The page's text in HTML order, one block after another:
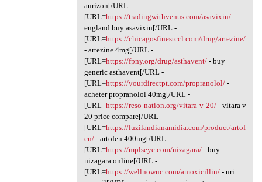
aurizon[/URL -
[URL=https://tradingwithvenus.com/asavixin/-
england buy asavixin[/URL -
[URL=https://chicagosfinestccl.com/drug/artezine/
- artezine 4mg[/URL -
[URL=https://fpny.org/drug/asthavent/- buy
generic asthavent[/URL -
[URL=https://yourdirectpt.com/propranolol/-
acheter propranolol 40mg[/URL -
[URL=https://reso-nation.org/vitara-v-20/- vitara v
20 price compare[/URL -
[URL=https://luzilandianamidia.com/product/artof
en/- artofen 400mg[/URL -
[URL=https://mplseye.com/nizagara/- buy
nizagara online[/URL -
[URL=https://wellnowuc.com/amoxicillin/- uri